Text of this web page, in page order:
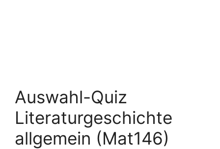
Auswahl-Quiz
Literaturgeschichte
allgemein (Mat146)